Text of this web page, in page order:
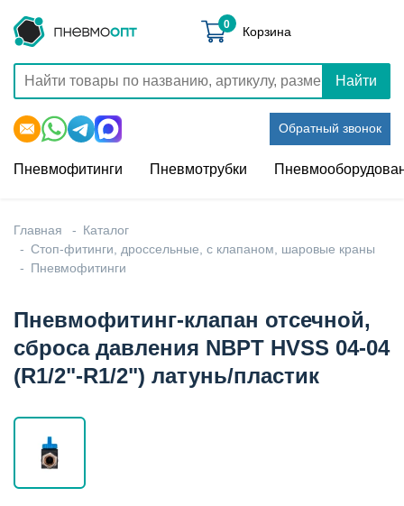
Найти
Обратный звонок
0 Корзина
Пневмофитинги Пневмотрубки
Главная
Каталог
Стоп-фитинги, дроссельные, с клапаном, шаровые краны
Пневмофитинги
Пневмофитинг-клапан отсечной,
сброса давления NBPT HVSS 04-04
(R1/2"-R1/2") латунь/пластик